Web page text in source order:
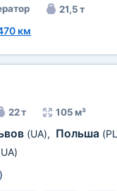
21,5 т
км
22 т 105 м³
(UA), Польша
)